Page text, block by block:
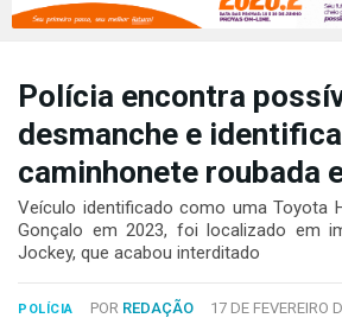
COLUNAS
CONOSCO
Polícia encontra
desmanche e identifica
caminhonete roubada
Veículo identificado como uma Toyota
Gonçalo em 2023, foi localizado em
Jockey, que acabou interditado
POLÍCIA POR REDAÇÃO 17 DE FEVEREIRO